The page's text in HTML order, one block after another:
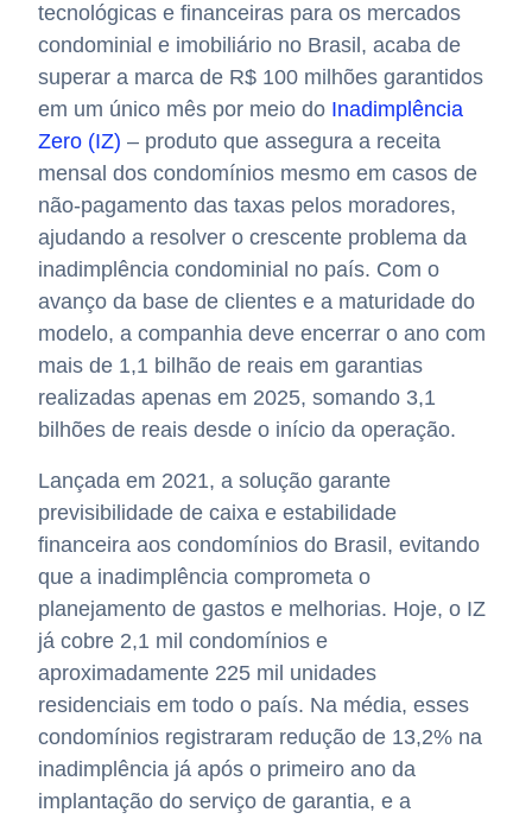
tecnológicas e financeiras para os mercados
condominial e imobiliário no Brasil, acaba de
superar a marca de R$ 100 milhões garantidos
em um único mês por meio do Inadimplência
Zero (IZ) – produto que assegura a receita
mensal dos condomínios mesmo em casos de
não-pagamento das taxas pelos moradores,
ajudando a resolver o crescente problema da
inadimplência condominial no país. Com o
avanço da base de clientes e a maturidade do
modelo, a companhia deve encerrar o ano com
mais de 1,1 bilhão de reais em garantias
realizadas apenas em 2025, somando 3,1
bilhões de reais desde o início da operação.
Lançada em 2021, a solução garante
previsibilidade de caixa e estabilidade
financeira aos condomínios do Brasil, evitando
que a inadimplência comprometa o
planejamento de gastos e melhorias. Hoje, o IZ
já cobre 2,1 mil condomínios e
aproximadamente 225 mil unidades
residenciais em todo o país. Na média, esses
condomínios registraram redução de 13,2% na
inadimplência já após o primeiro ano da
implantação do serviço de garantia, e a